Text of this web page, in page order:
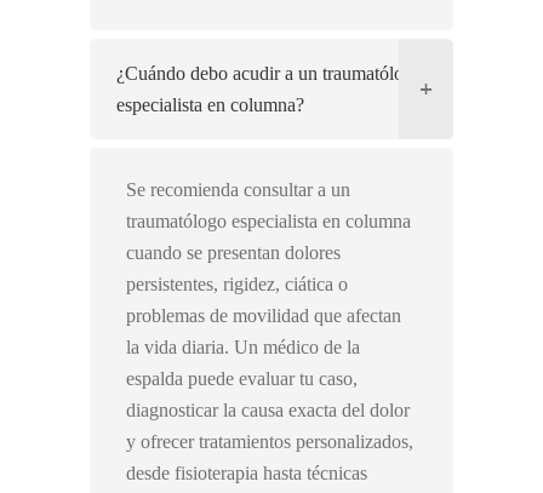
¿Cuándo debo acudir a un traumatólogo
especialista en columna?
Se recomienda consultar a un
traumatólogo especialista en columna
cuando se presentan dolores
persistentes, rigidez, ciática o
problemas de movilidad que afectan
la vida diaria. Un médico de la
espalda puede evaluar tu caso,
diagnosticar la causa exacta del dolor
y ofrecer tratamientos personalizados,
desde fisioterapia hasta técnicas